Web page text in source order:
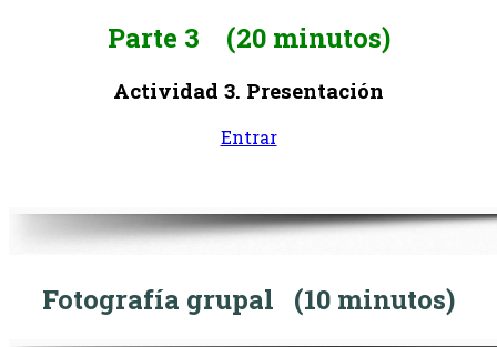
Parte 3 (20 minutos)
Actividad 3. Presentación
Entrar
Fotografía grupal (10 minutos)